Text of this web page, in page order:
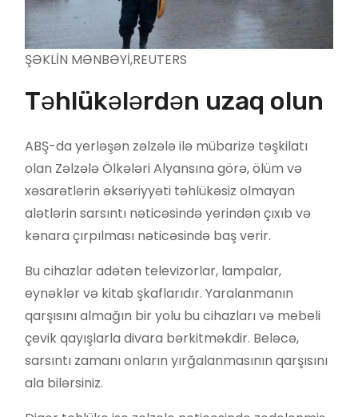
ŞƏKLİN MƏNBƏYİ,REUTERS
Təhlükələrdən uzaq olun
ABŞ-da yerləşən zəlzələ ilə mübarizə təşkilatı
olan Zəlzələ Ölkələri Alyansına görə, ölüm və
xəsarətlərin əksəriyyəti təhlükəsiz olmayan
alətlərin sarsıntı nəticəsində yerindən çıxıb və
kənara çırpılması nəticəsində baş verir.
Bu cihazlar adətən televizorlar, lampalar,
eynəklər və kitab şkaflarıdır. Yaralanmanın
qarşısını almağın bir yolu bu cihazları və mebeli
çevik qayışlarla divara bərkitməkdir. Beləcə,
sarsıntı zamanı onların yırğalanmasının qarşısını
ala bilərsiniz.